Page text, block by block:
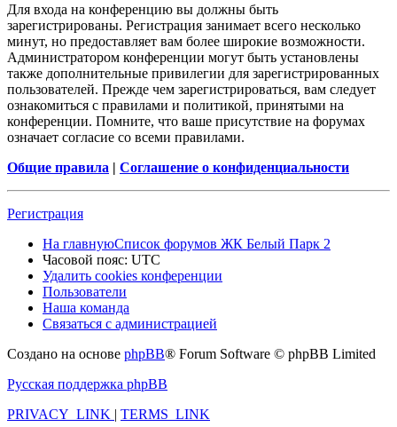
Для входа на конференцию вы должны быть
зарегистрированы. Регистрация занимает всего несколько
минут, но предоставляет вам более широкие возможности.
Администратором конференции могут быть установлены
также дополнительные привилегии для зарегистрированных
пользователей. Прежде чем зарегистрироваться, вам следует
ознакомиться с правилами и политикой, принятыми на
конференции. Помните, что ваше присутствие на форумах
означает согласие со всеми правилами.
Общие правила | Соглашение о конфиденциальности
Регистрация
На главнуюСписок форумов ЖК Белый Парк 2
Часовой пояс: UTC
Удалить cookies конференции
Пользователи
Наша команда
Связаться с администрацией
Создано на основе phpBB® Forum Software © phpBB Limited
Русская поддержка phpBB
PRIVACY_LINK | TERMS_LINK